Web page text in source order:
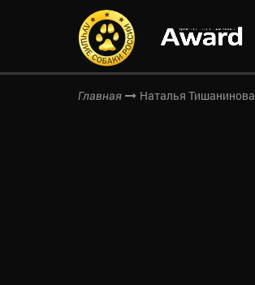
Главная Наталья Тишанинова